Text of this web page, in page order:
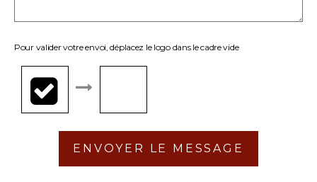
Pour valider votre envoi, déplacez le logo dans le cadre vide
ENVOYER LE MESSAGE